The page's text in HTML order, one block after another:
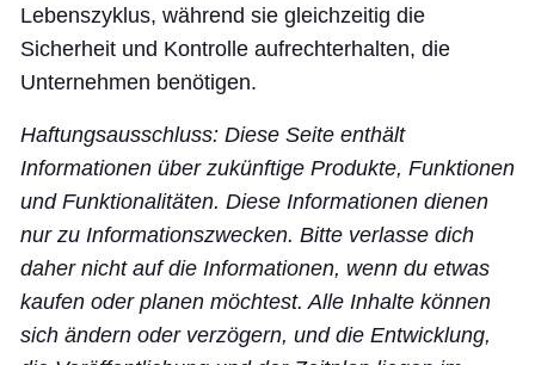
Lebenszyklus, während sie gleichzeitig die
Sicherheit und Kontrolle aufrechterhalten, die
Unternehmen benötigen.
Haftungsausschluss: Diese Seite enthält
Informationen über zukünftige Produkte, Funktionen
und Funktionalitäten. Diese Informationen dienen
nur zu Informationszwecken. Bitte verlasse dich
daher nicht auf die Informationen, wenn du etwas
kaufen oder planen möchtest. Alle Inhalte können
sich ändern oder verzögern, und die Entwicklung,